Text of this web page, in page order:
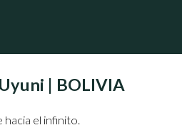
| BOLIVIA
hacia el infinito.